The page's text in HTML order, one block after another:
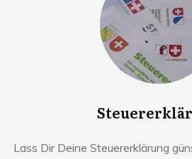
Lass Dir Deine Steuererklärung